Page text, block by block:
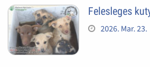
Felesleges
2026. Mar. 23.